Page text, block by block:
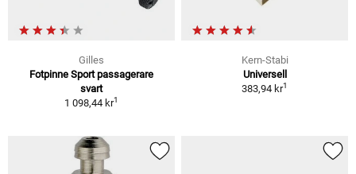
Gilles
Fotpinne Sport passagerare
svart
1 098,44 kr1
Kern-Stabi
Universell
383,94 kr1